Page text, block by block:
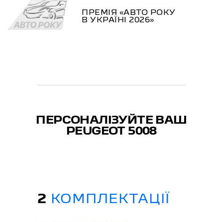
ПРЕМІЯ «АВТО РОКУ
В УКРАЇНІ 2026»
ПЕРСОНАЛІЗУЙТЕ ВАШ
PEUGEOT 5008
2 КОМПЛЕКТАЦІЇ